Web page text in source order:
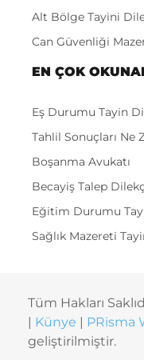
Alt Bölge Tayini
Can Güvenliği
EN ÇOK
Eş Durumu Tayin
Tahlil Sonuçları Ne
Boşanma Avukatı
Becayiş Talep
Eğitim Durumu
Sağlık Mazereti
Tüm Hakları
| Künye | PRisma
geliştirilmiştir.